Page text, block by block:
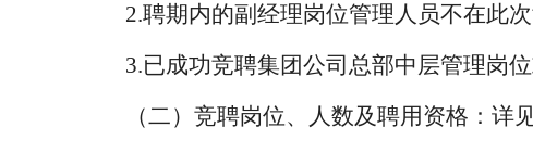
2.聘期内的副经理岗位管理人员不在此次
3.已成功竞聘集团公司总部中层管理岗
（二）竞聘岗位、人数及聘用资格：详